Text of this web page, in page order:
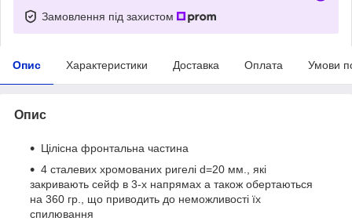
Замовлення під захистом
Опис Характеристики Доставка Оплата Умови
Опис
Цілісна фронтальна частина
4 сталевих хромованих ригелі d=20 мм., які
закривають сейф в 3-х напрямах а також обертаються
на 360 гр., що приводить до неможливості їх
спилювання